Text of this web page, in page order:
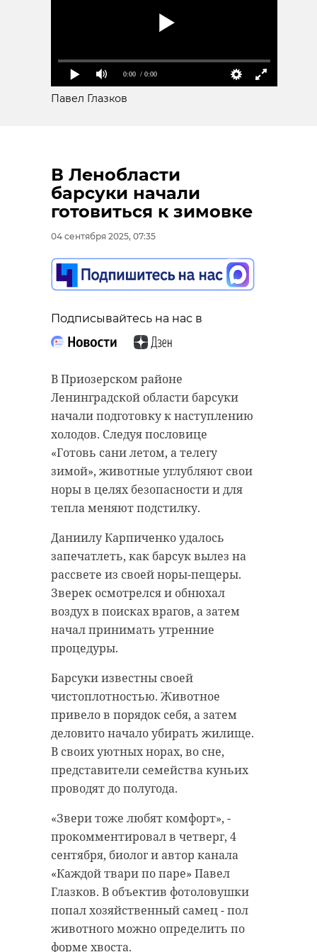
0:00 / 0:00
Павел Глазков
В Ленобласти
барсуки начали
готовиться к зимовке
04 сентября 2025, 07:35
Подписывайтесь на нас в
В Приозерском районе
Ленинградской области барсуки
начали подготовку к наступлению
холодов. Следуя пословице
«Готовь сани летом, а телегу
зимой», животные углубляют свои
норы в целях безопасности и для
тепла меняют подстилку.
Даниилу Карпиченко удалось
запечатлеть, как барсук вылез на
рассвете из своей норы-пещеры.
Зверек осмотрелся и обнюхал
воздух в поисках врагов, а затем
начал принимать утренние
процедуры.
Барсуки известны своей
чистоплотностью. Животное
привело в порядок себя, а затем
деловито начало убирать жилище.
В своих уютных норах, во сне,
представители семейства куньих
проводят до полугода.
«Звери тоже любят комфорт», -
прокомментировал в четверг, 4
сентября, биолог и автор канала
«Каждой твари по паре» Павел
Глазков. В объектив фотоловушки
попал хозяйственный самец - пол
животного можно определить по
форме хвоста.